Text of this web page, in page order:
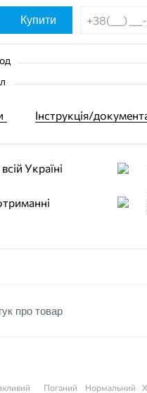
Купити
Інструкція/
Україні
про товар
Нормальний
Поганий